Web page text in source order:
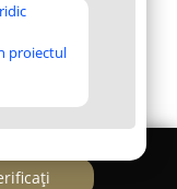
proiectul